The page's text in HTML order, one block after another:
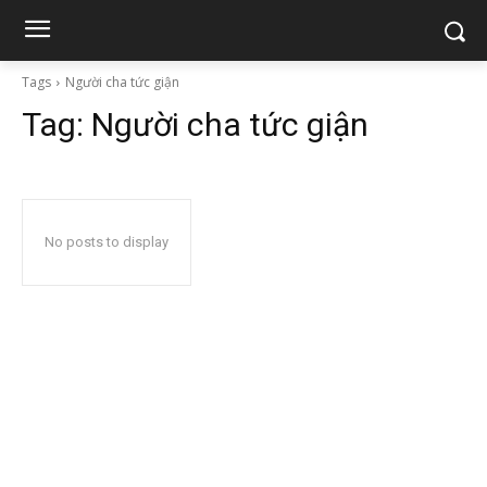
Tags Người cha tức giận
Tag: Người cha tức giận
No posts to display